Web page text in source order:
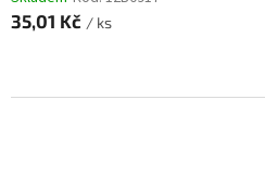
35,01 Kč / ks